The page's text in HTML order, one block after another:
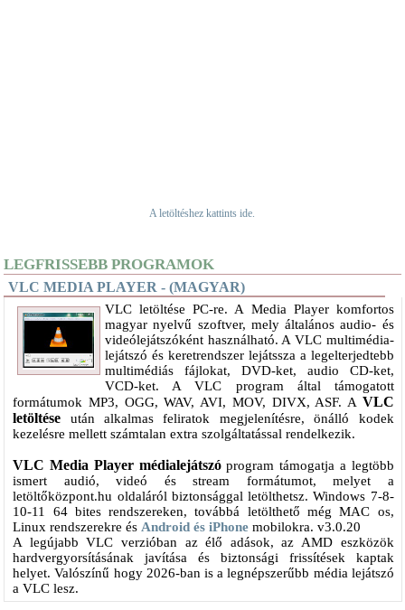
A letöltéshez kattints ide.
LEGFRISSEBB PROGRAMOK
VLC MEDIA PLAYER - (MAGYAR)
VLC letöltése PC-re. A Media Player komfortos
magyar nyelvű szoftver, mely általános audio- és
videólejátszóként használható. A VLC multimédia-
lejátszó és keretrendszer lejátssza a legelterjedtebb
multimédiás fájlokat, DVD-ket, audio CD-ket,
VCD-ket. A VLC program által támogatott
formátumok MP3, OGG, WAV, AVI, MOV, DIVX, ASF. A VLC
letöltése után alkalmas feliratok megjelenítésre, önálló kodek
kezelésre mellett számtalan extra szolgáltatással rendelkezik.
VLC Media Player médialejátszóprogram támogatja a legtöbb
ismert audió, videó és stream formátumot, melyet a
letöltőközpont.hu oldaláról biztonsággal letölthetsz. Windows 7-8-
10-11 64 bites rendszereken, továbbá letölthető még MAC os,
Linux rendszerekre és Android és iPhone mobilokra. v3.0.20
A legújabb VLC verzióban az élő adások, az AMD eszközök
hardvergyorsításának javítása és biztonsági frissítések kaptak
helyet. Valószínű hogy 2026-ban is a legnépszerűbb média lejátszó
a VLC lesz.